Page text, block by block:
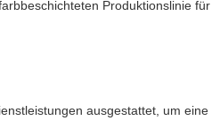
Produktionslinie für
ausgestattet, um eine